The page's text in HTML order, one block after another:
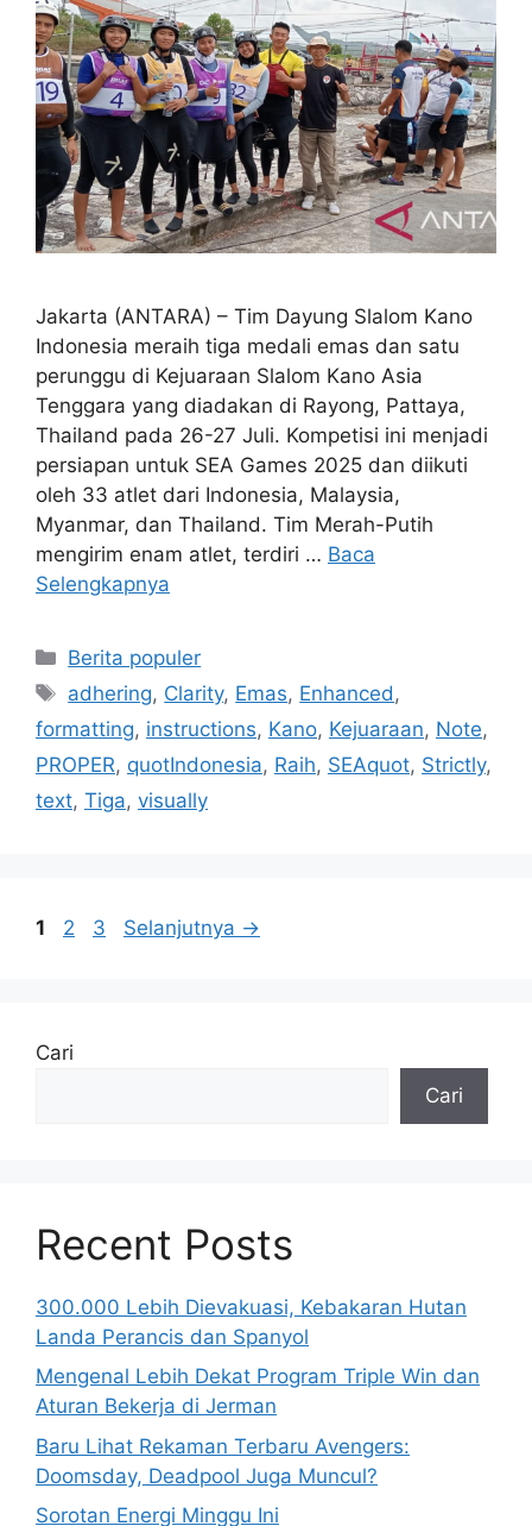
Jakarta (ANTARA) – Tim Dayung Slalom Kano
Indonesia meraih tiga medali emas dan satu
perunggu di Kejuaraan Slalom Kano Asia
Tenggara yang diadakan di Rayong, Pattaya,
Thailand pada 26-27 Juli. Kompetisi ini menjadi
persiapan untuk SEA Games 2025 dan diikuti
oleh 33 atlet dari Indonesia, Malaysia,
Myanmar, dan Thailand. Tim Merah-Putih
mengirim enam atlet, terdiri … Baca
Selengkapnya
Kategori
Berita populer
Tag
adhering, Clarity, Emas, Enhanced ,
formatting, instructions, Kano, Kejuaraan, Note,
PROPER, quotIndonesia, Raih, SEAquot, Strictly,
text, Tiga, visually
Halaman
1 Halaman
2 Halaman
3 Selanjutnya →
Cari
Cari
Recent Posts
300.000 Lebih Dievakuasi, Kebakaran Hutan
Landa Perancis dan Spanyol
Mengenal Lebih Dekat Program Triple Win dan
Aturan Bekerja di Jerman
Baru Lihat Rekaman Terbaru Avengers:
Doomsday, Deadpool Juga Muncul?
Sorotan Energi Minggu Ini